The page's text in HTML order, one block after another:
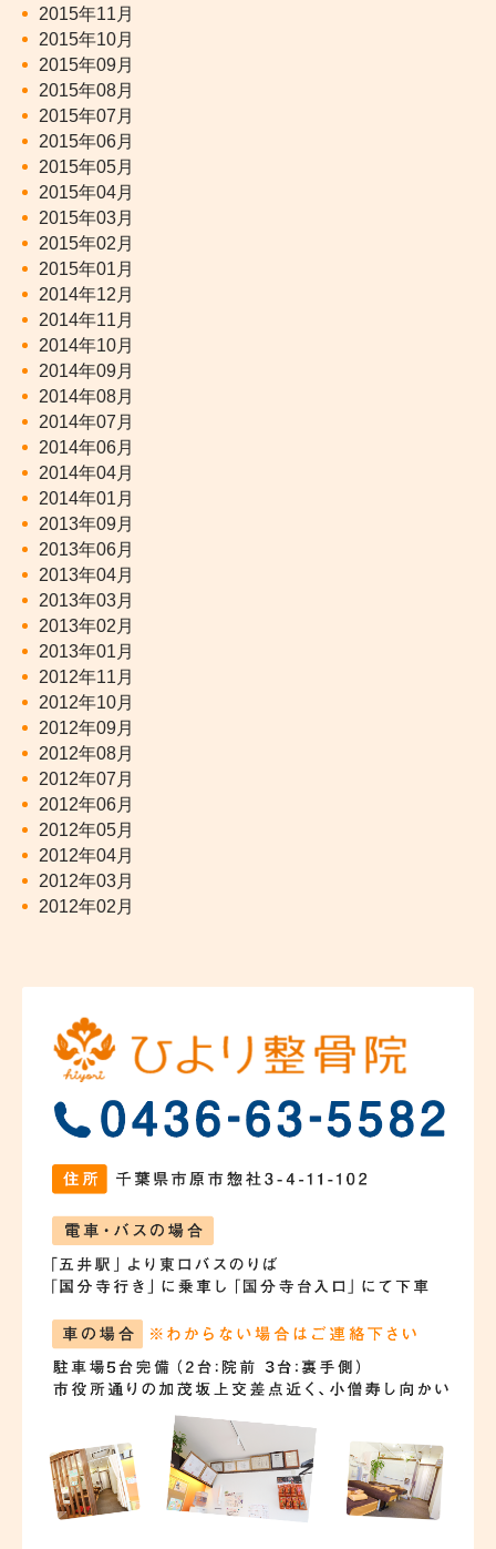
2015年11月
2015年10月
2015年09月
2015年08月
2015年07月
2015年06月
2015年05月
2015年04月
2015年03月
2015年02月
2015年01月
2014年12月
2014年11月
2014年10月
2014年09月
2014年08月
2014年07月
2014年06月
2014年04月
2014年01月
2013年09月
2013年06月
2013年04月
2013年03月
2013年02月
2013年01月
2012年11月
2012年10月
2012年09月
2012年08月
2012年07月
2012年06月
2012年05月
2012年04月
2012年03月
2012年02月